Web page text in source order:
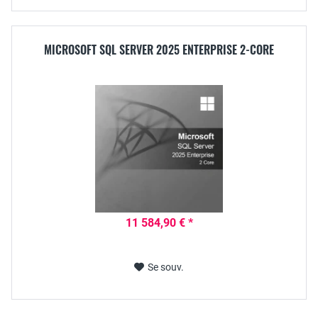
MICROSOFT SQL SERVER 2025 ENTERPRISE 2-CORE
11 584,90 € *
Se souv.